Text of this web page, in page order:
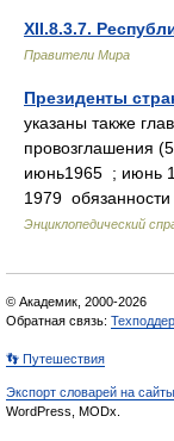
XII.8.3.7.
Правители Мира
Президенты
указаны также
провозглашения
июнь1965 ; июнь
1979
Энциклопедический
© Академик, 2000-2026
Обратная связь:
👣 Путешествия
Экспорт словарей на сайты
WordPress, MODx.